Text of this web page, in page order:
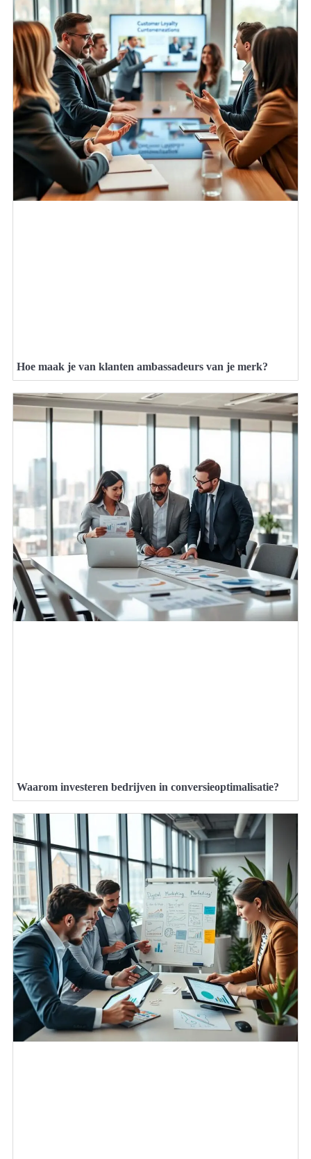
Hoe maak je van klanten ambassadeurs van je merk?
Waarom investeren bedrijven in conversieoptimalisatie?